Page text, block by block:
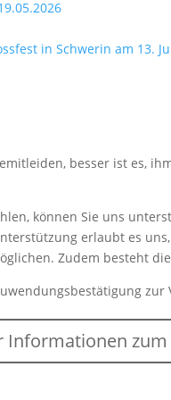
in Schwerin am 13.
besser ist es,
können Sie uns
erlaubt es
Zudem besteht
zur
Informationen zum